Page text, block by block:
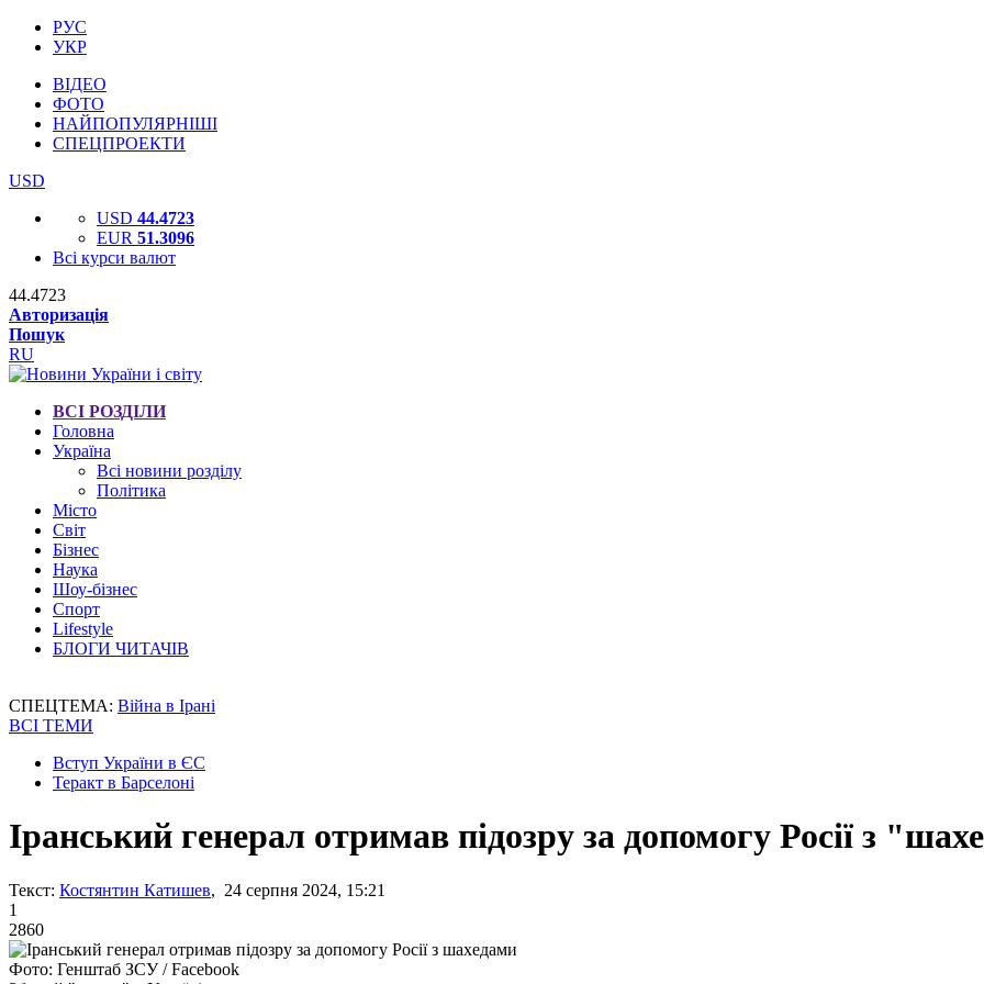
РУС
УКР
ВІДЕО
ФОТО
НАЙПОПУЛЯРНІШІ
СПЕЦПРОЕКТИ
USD
USD 44.4723
EUR 51.3096
Всі курси валют
44.4723
Авторизація
Пошук
RU
ВСІ РОЗДІЛИ
Головна
Україна
Всі новини розділу
Політика
Місто
Світ
Бізнес
Наука
Шоу-бізнес
Спорт
Lifestyle
БЛОГИ ЧИТАЧІВ
СПЕЦТЕМА: Війна в Ірані
ВСІ ТЕМИ
Вступ України в ЄС
Теракт в Барселоні
Іранський генерал отримав підозру за допомогу Росії з
Текст: Костянтин Катишев, 24 серпня 2024, 15:21
1
2860
Фото: Генштаб ЗСУ / Facebook